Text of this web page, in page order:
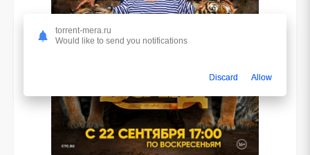
torrent-mera.ru
Would like to send you notifications
Discard Allow